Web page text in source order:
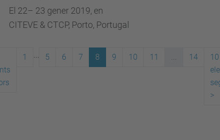
El 22– 23 gener 2019, en
CITEVE & CTCP, Porto, Portugal
1 5 6 7 8 9 10 11 ... 14
10
>